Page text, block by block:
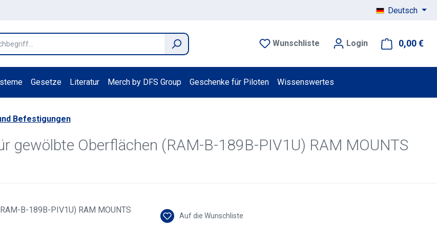
Deutsch
Wunschliste Login 0,00 €
Gesetze Literatur Merch by DFS Group Geschenke für Piloten Wissenswertes
Befestigungen
gewölbte Oberflächen (RAM-B-189B-PIV1U) RAM MOUNTS
Auf die Wunschliste